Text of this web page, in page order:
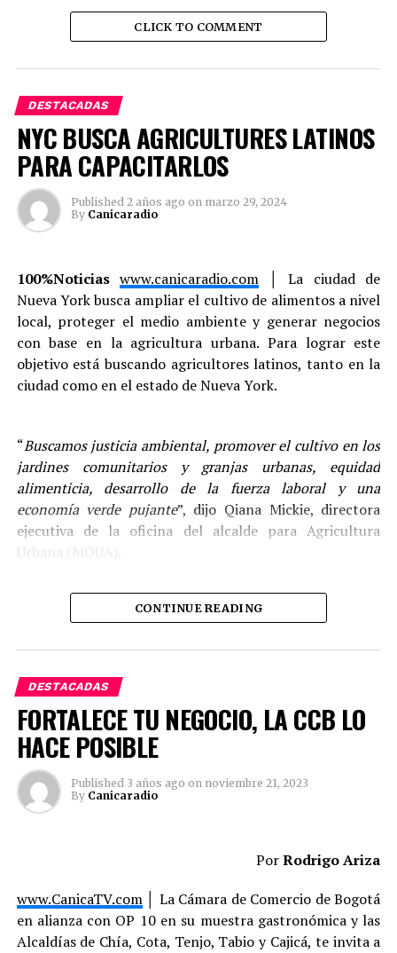
TECNOLOGIA
Solo queda un dia…
DON'T MISS
¿Ya activaste tu cartón de #BingoMillonario?
CLICK TO COMMENT
DESTACADAS
NYC BUSCA AGRICULTURES LATINOS
PARA CAPACITARLOS
Published 2 años ago on marzo 29, 2024
By Canicaradio
100%Noticiaswww.canicaradio.com │La ciudad de
Nueva York busca ampliar el cultivo de alimentos a nivel
local, proteger el medio ambiente y generar negocios
con base en la agricultura urbana. Para lograr este
objetivo está buscando agricultores latinos, tanto en la
ciudad como en el estado de Nueva York.
“Buscamos justicia ambiental, promover el cultivo en los
jardines comunitarios y granjas urbanas, equidad
alimenticia, desarrollo de la fuerza laboral y una
economía verde pujante”, dijo Qiana Mickie, directora
ejecutiva de la oficina del alcalde para Agricultura
Urbana (MOUA).
Esta oficina comenzó a funcionar en el otoño del 2022 y
la directora Mickie dijo que a finales de este año
incluyendo el español, emitirán folletos informativos y
buscarán a los agricultores latinos para vincularlos a
esta iniciativa.
CONTINUE READING
DESTACADAS
FORTALECE TU NEGOCIO, LA CCB LO
HACE POSIBLE
Published 3 años ago on noviembre 21, 2023
By Canicaradio
PorRodrigo Ariza
www.CanicaTV.com│ La Cámara de Comercio de Bogotá
en alianza con OP 10 en su muestra gastronómica y las
Alcaldías de Chía, Cota, Tenjo, Tabio y Cajicá, te invita a